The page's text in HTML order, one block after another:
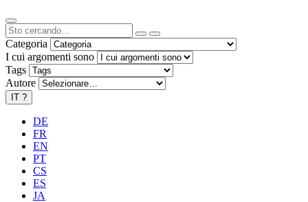
Categoria
I cui argomenti sono
Tags
Autore
IT ?
DE
FR
EN
PT
CS
ES
JA